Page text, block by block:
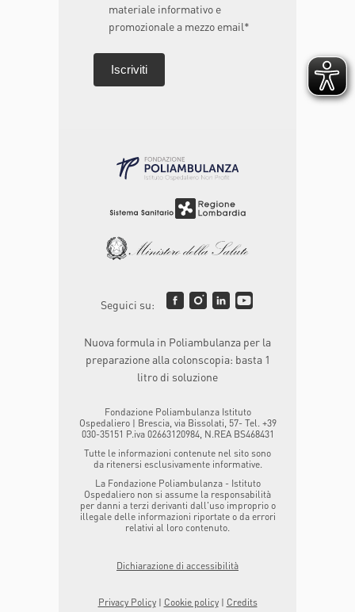
materiale informativo e
promozionale a mezzo email*
Seguici su:
Nuova formula in Poliambulanza per la
preparazione alla colonscopia: basta 1
litro di soluzione
Fondazione Poliambulanza Istituto
Ospedaliero | Brescia, via Bissolati, 57- Tel. +39
030-35151 P.iva 02663120984, N.REA BS468431
Tutte le informazioni contenute nel sito sono
da ritenersi esclusivamente informative.
La Fondazione Poliambulanza - Istituto
Ospedaliero non si assume la responsabilità
per danni a terzi derivanti dall'uso improprio o
illegale delle informazioni riportate o da errori
relativi al loro contenuto.
Dichiarazione di accessibilità
Privacy Policy| Cookie policy| Credits